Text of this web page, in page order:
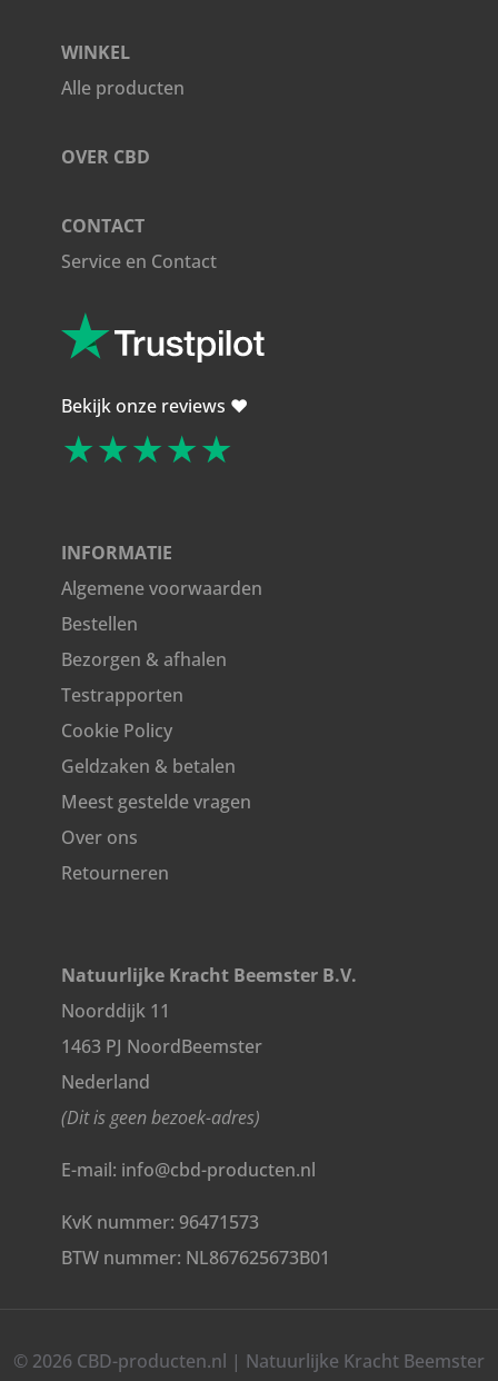
WINKEL
Alle producten
OVER CBD
CONTACT
Service en Contact
Bekijk onze reviews ❤️
★★★★★
INFORMATIE
Algemene voorwaarden
Bestellen
Bezorgen & afhalen
Testrapporten
Cookie Policy
Geldzaken & betalen
Meest gestelde vragen
Over ons
Retourneren
Natuurlijke Kracht Beemster B.V.
Noorddijk 11
1463 PJ NoordBeemster
Nederland
(Dit is geen bezoek-adres)
E-mail: info@cbd-producten.nl
KvK nummer: 96471573
BTW nummer: NL867625673B01
© 2026 CBD-producten.nl | Natuurlijke Kracht Beemster